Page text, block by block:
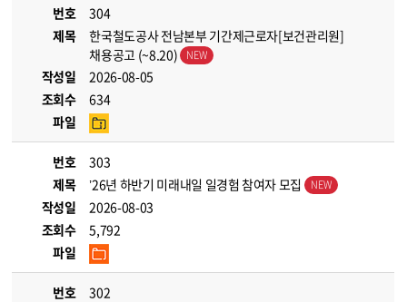
번호
304
제목
한국철도공사 전남본부 기간제근로자[보건관리원]
채용공고 (~8.20)
작성일
2026-08-05
조회수
634
파일
번호
303
제목
’26년 하반기 미래내일 일경험 참여자 모집
작성일
2026-08-03
조회수
5,792
파일
번호
302